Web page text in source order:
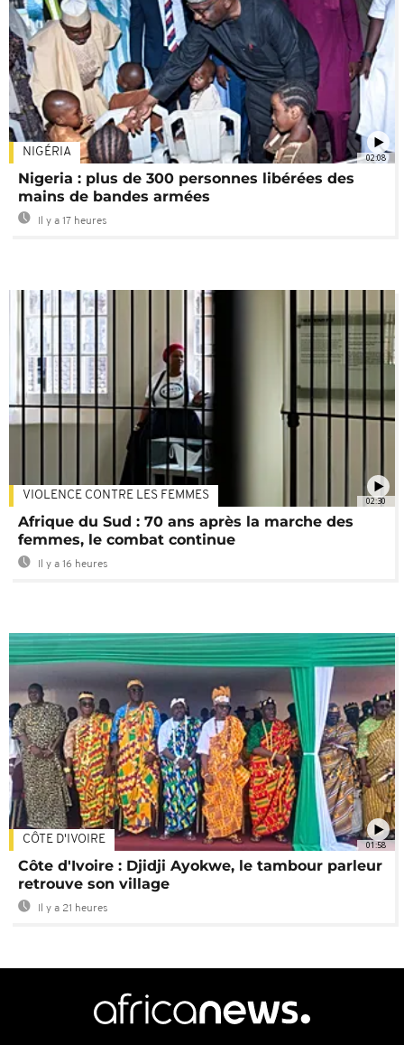
02:08
NIGÉRIA
Nigeria : plus de 300 personnes libérées des
mains de bandes armées
Il y a 17 heures
02:30
VIOLENCE CONTRE LES FEMMES
Afrique du Sud : 70 ans après la marche des
femmes, le combat continue
Il y a 16 heures
01:58
CÔTE D'IVOIRE
Côte d'Ivoire : Djidji Ayokwe, le tambour parleur
retrouve son village
Il y a 21 heures